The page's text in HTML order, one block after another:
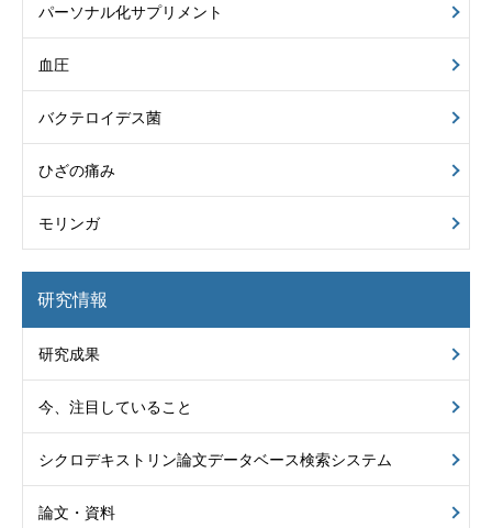
パーソナル化サプリメント
血圧
バクテロイデス菌
ひざの痛み
モリンガ
研究情報
研究成果
今、注目していること
シクロデキストリン論文データベース検索システム
論文・資料